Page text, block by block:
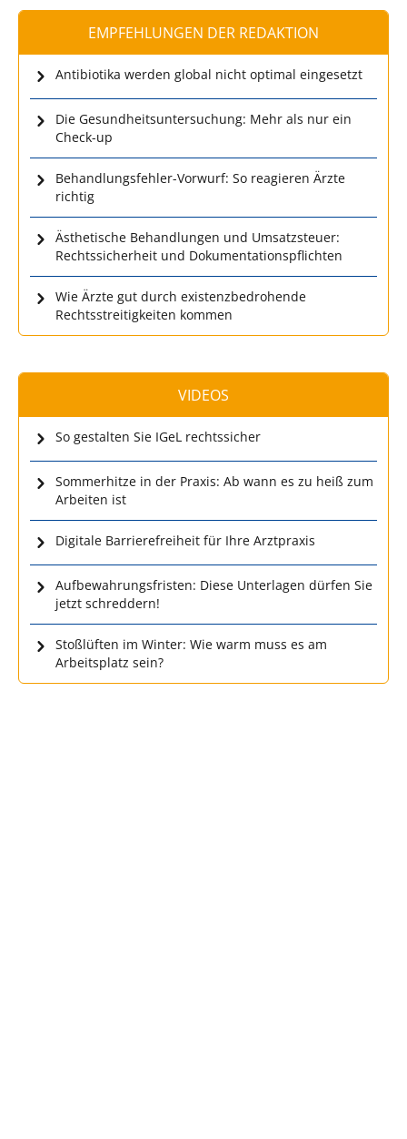
EMPFEHLUNGEN DER REDAKTION
Antibiotika werden global nicht optimal eingesetzt
Die Gesundheitsuntersuchung: Mehr als nur ein
Check-up
Behandlungsfehler-Vorwurf: So reagieren Ärzte
richtig
Ästhetische Behandlungen und Umsatzsteuer:
Rechtssicherheit und Dokumentationspflichten
Wie Ärzte gut durch existenzbedrohende
Rechtsstreitigkeiten kommen
VIDEOS
So gestalten Sie IGeL rechtssicher
Sommerhitze in der Praxis: Ab wann es zu heiß zum
Arbeiten ist
Digitale Barrierefreiheit für Ihre Arztpraxis
Aufbewahrungsfristen: Diese Unterlagen dürfen Sie
jetzt schreddern!
Stoßlüften im Winter: Wie warm muss es am
Arbeitsplatz sein?